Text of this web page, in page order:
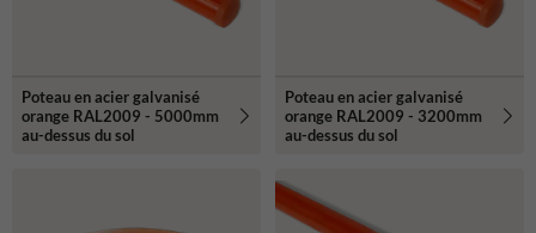
Poteau en acier galvanisé
orange RAL2009 - 5000mm
au-dessus du sol
Poteau en acier galvanisé
orange RAL2009 - 3200mm
au-dessus du sol